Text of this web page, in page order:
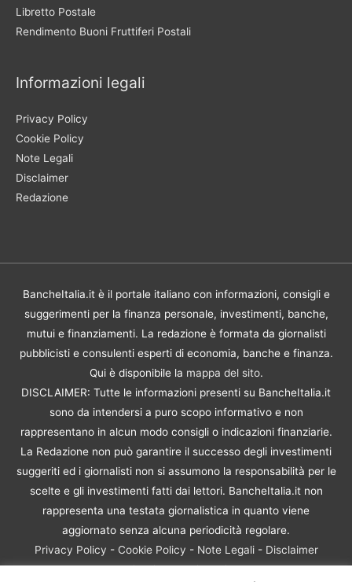
Libretto Postale
Rendimento Buoni Fruttiferi Postali
Informazioni legali
Privacy Policy
Cookie Policy
Note Legali
Disclaimer
Redazione
BancheItalia.it è il portale italiano con informazioni, consigli e
suggerimenti per la finanza personale, investimenti, banche,
mutui e finanziamenti. La redazione è formata da giornalisti
pubblicisti e consulenti esperti di economia, banche e finanza.
Qui è disponibile la mappa del sito.
DISCLAIMER: Tutte le informazioni presenti su BancheItalia.it
sono da intendersi a puro scopo informativo e non
rappresentano in alcun modo consigli o indicazioni finanziarie.
La Redazione non può garantire il successo degli investimenti
suggeriti ed i giornalisti non si assumono la responsabilità per le
scelte e gli investimenti fatti dai lettori. BancheItalia.it non
rappresenta una testata giornalistica in quanto viene
aggiornato senza alcuna periodicità regolare.
Privacy Policy - Cookie Policy - Note Legali- Disclaimer
Rischio Investimenti